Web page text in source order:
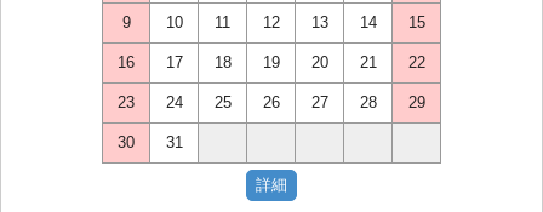
9 10 11 12 13 14 15
16 17 18 19 20 21 22
23 24 25 26 27 28 29
30 31